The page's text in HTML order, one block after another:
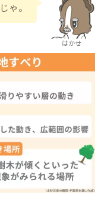
はかせ
じゃ。